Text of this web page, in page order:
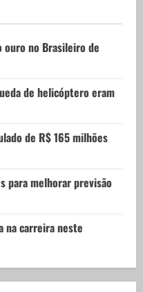
ouro no Brasileiro de
de helicóptero eram
de R$ 165 milhões
para melhorar previsão
na carreira neste